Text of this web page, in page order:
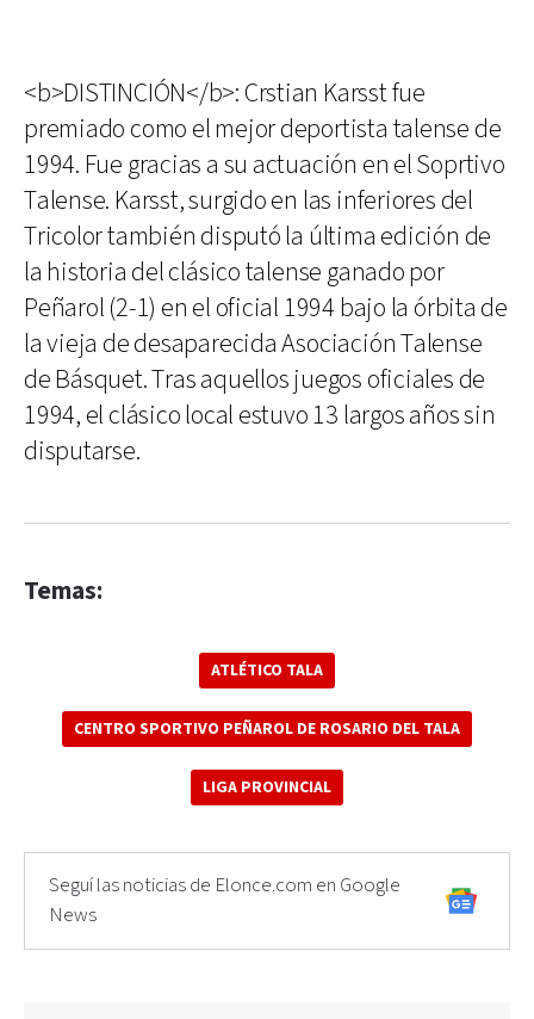
<b>DISTINCIÓN</b>: Crstian Karsst fue
premiado como el mejor deportista talense de
1994. Fue gracias a su actuación en el Soprtivo
Talense. Karsst, surgido en las inferiores del
Tricolor también disputó la última edición de
la historia del clásico talense ganado por
Peñarol (2-1) en el oficial 1994 bajo la órbita de
la vieja de desaparecida Asociación Talense
de Básquet. Tras aquellos juegos oficiales de
1994, el clásico local estuvo 13 largos años sin
disputarse.
Temas:
ATLÉTICO TALA
CENTRO SPORTIVO PEÑAROL DE ROSARIO DEL TALA
LIGA PROVINCIAL
Seguí las noticias de Elonce.com en Google
News